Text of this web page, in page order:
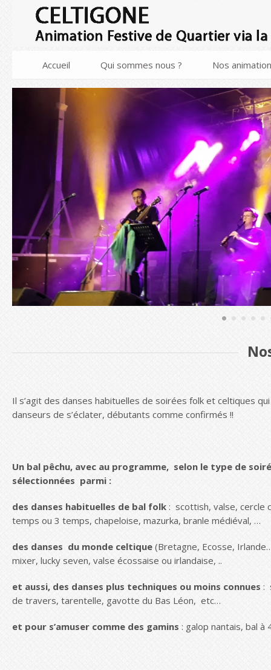
Accueil Qui sommes nous ? Nos
Il s’agit des danses habituelles de soirées folk et celtiques
danseurs de s’éclater, débutants comme confirmés !!
Un bal pêchu, avec au programme, selon le type de
sélectionnées parmi :
des danses habituelles de bal folk : scottish, valse, cercle
temps ou 3 temps, chapeloise, mazurka, branle médiéval, …
des danses du monde celtique (Bretagne, Ecosse,
mixer, lucky seven, valse écossaise ou irlandaise, ..
et aussi, des danses plus techniques ou moins connues :
de travers, tarentelle, gavotte du Bas Léon, etc…
et pour s’amuser comme des gamins : galop nantais, bal à